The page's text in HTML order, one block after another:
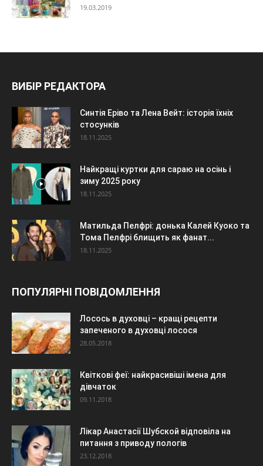
19.03.2019
ВИБІР РЕДАКТОРА
Синтія Еріво та Лена Вейт: історія їхніх
стосунків
18.11.2025
Найкращі куртки для сараю на осінь і
зиму 2025 року
18.11.2025
Матильда Пелфрі: донька Калей Куоко та
Тома Пелфрі блищить як фанат...
18.11.2025
ПОПУЛЯРНІ ПОВІДОМЛЕННЯ
Лосось в духовці – кращі рецепти
запеченого в духовці лосося
28.05.2018
Квіткові феї: найкрасивіші імена для
дівчаток
09.11.2018
Лікар Анастасії Шубской відповіла на
питання з приводу пологів
23.12.2018